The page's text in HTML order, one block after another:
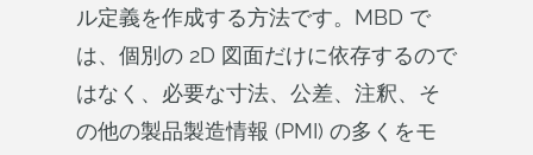
ル定義を作成する方法です。MBD で
は、個別の 2D 図面だけに依存するので
はなく、必要な寸法、公差、注釈、そ
の他の製品製造情報 (PMI) の多くをモ